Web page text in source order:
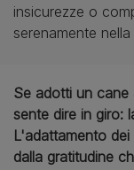
insicurezze o
serenamente
Se adotti un
sente dire in giro:
L'adattamento
dalla gratitudine